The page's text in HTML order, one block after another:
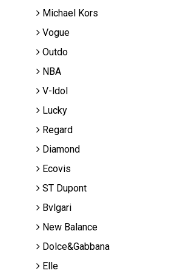
Michael Kors
Vogue
Outdo
NBA
V-ldol
Lucky
Regard
Diamond
Ecovis
ST Dupont
Bvlgari
New Balance
Dolce&Gabbana
Elle